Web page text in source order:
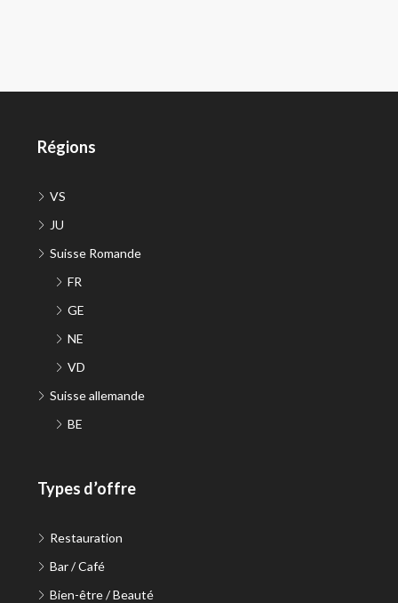
Régions
VS
JU
Suisse Romande
FR
GE
NE
VD
Suisse allemande
BE
Types d’offre
Restauration
Bar / Café
Bien-être / Beauté